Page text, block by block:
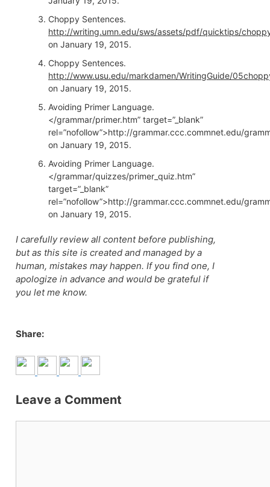
Choppy Sentences.
http://writing.umn.edu/sws/assets/pdf/quicktips/
on January 19, 2015.
Choppy Sentences.
http://www.usu.edu/markdamen/WritingGuide/
on January 19, 2015.
Avoiding Primer Language.
</grammar/primer.htm” target=”_blank”
rel=”nofollow”>http://grammar.ccc.commnet.edu/
on January 19, 2015.
Avoiding Primer Language.
</grammar/quizzes/primer_quiz.htm”
target=”_blank”
rel=”nofollow”>http://grammar.ccc.commnet.edu/
on January 19, 2015.
I carefully review all content before publishing,
but as this site is created and managed by a
human, mistakes may happen. If you find one, I
apologize in advance and would be grateful if
you let me know.
Share:
Leave a Comment